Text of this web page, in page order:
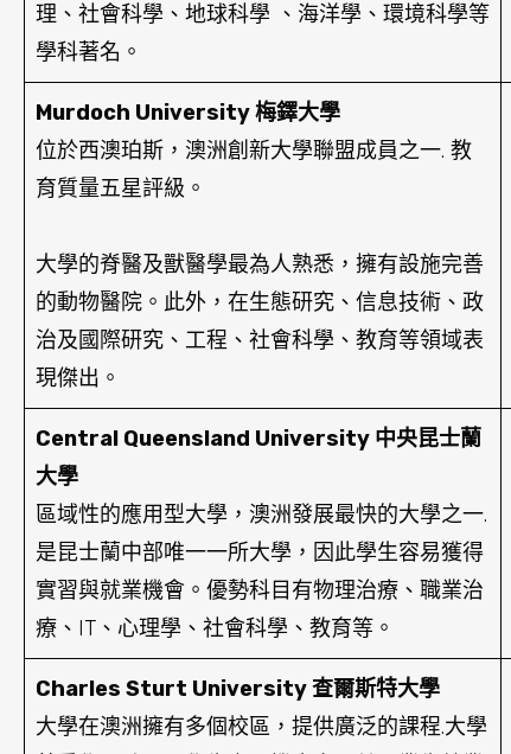
理、社會科學、地球科學 、海洋學、環境科學等
學科著名。
Murdoch University 梅鐸大學
位於西澳珀斯，澳洲創新大學聯盟成員之一. 教
育質量五星評級。
大學的脊醫及獸醫學最為人熟悉，擁有設施完善
的動物醫院。此外，在生態研究、信息技術、政
治及國際研究、工程、社會科學、教育等領域表
現傑出。
Central Queensland University 中央昆士蘭
大學
區域性的應用型大學，澳洲發展最快的大學之一.
是昆士蘭中部唯一一所大學，因此學生容易獲得
實習與就業機會。優勢科目有物理治療、職業治
療、IT、心理學、社會科學、教育等。
Charles Sturt University 查爾斯特大學
大學在澳洲擁有多個校區，提供廣泛的課程.大學